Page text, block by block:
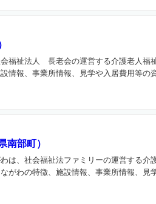
福祉法人 長老会の運営する介護老人福
報、事業所情報、見学や入居費用等の
部町）
、社会福祉法ファミリーの運営する介
わの特徴、施設情報、事業所情報、見